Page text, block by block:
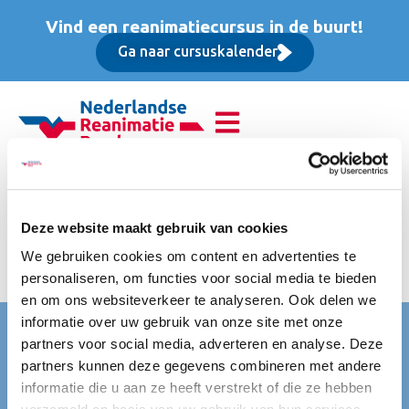
Deze website maakt gebruik van cookies
We gebruiken cookies om content en advertenties te
personaliseren, om functies voor social media te bieden
en om ons websiteverkeer te analyseren. Ook delen we
informatie over uw gebruik van onze site met onze
partners voor social media, adverteren en analyse. Deze
partners kunnen deze gegevens combineren met andere
informatie die u aan ze heeft verstrekt of die ze hebben
Vind een reanimatiecursus in de buurt!
Ga naar cursuskalender
Basis Instructeur Cursus
(BIC), Opfriscursus
Incl. lunch, koffie/thee, eventuele accreditatie
Nederlandse Reanimatie Raad (NRR)
Mercatorlaan 1200
3528 BL Utrecht